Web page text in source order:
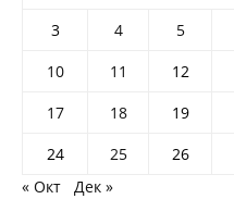
3
4 5
10
11 12
17
18 19
24
25 26
« Окт
Дек »